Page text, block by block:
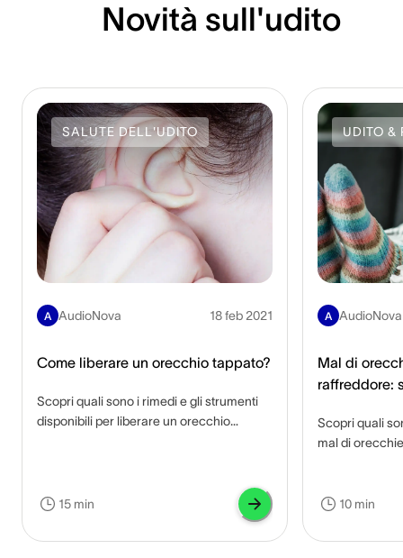
Novità sull'udito
SALUTE DELL'UDITO
A AudioNova 18 feb 2021
Come liberare un orecchio tappato?
Scopri quali sono i rimedi e gli strumenti
disponibili per liberare un orecchio
15 min
UDITO &
A AudioNova
Mal di
raffreddore:
Scopri quali
mal di
10 min